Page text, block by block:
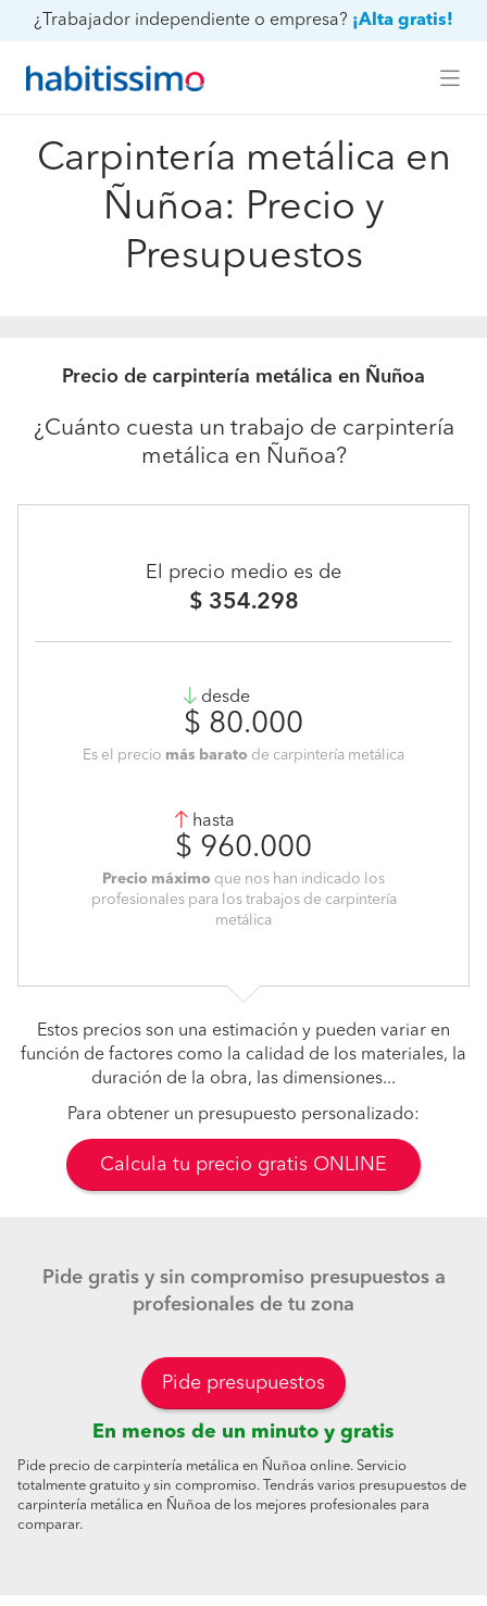
¿Trabajador independiente o empresa? ¡Alta gratis!
Carpintería metálica en
Ñuñoa: Precio y
Presupuestos
Precio de carpintería metálica en Ñuñoa
¿Cuánto cuesta un trabajo de carpintería
metálica en Ñuñoa?
El precio medio es de
$ 354.298
desde
$ 80.000
Es el precio más barato de carpintería metálica
hasta
$ 960.000
Precio máximo que nos han indicado los
profesionales para los trabajos de carpintería
metálica
Estos precios son una estimación y pueden variar en
función de factores como la calidad de los materiales, la
duración de la obra, las dimensiones...
Para obtener un presupuesto personalizado:
Calcula tu precio gratis ONLINE
Pide gratis y sin compromiso presupuestos a
profesionales de tu zona
Pide presupuestos
En menos de un minuto y gratis
Pide precio de carpintería metálica en Ñuñoa online. Servicio
totalmente gratuito y sin compromiso. Tendrás varios presupuestos de
carpintería metálica en Ñuñoa de los mejores profesionales para
comparar.